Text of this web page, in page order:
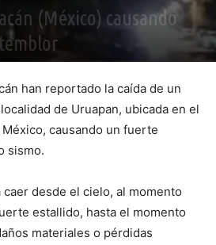
(México) causando
han reportado la caída de un
de Uruapan, ubicada en el
causando un fuerte
sismo.
desde el cielo, al momento
estallido, hasta el momento
materiales o pérdidas